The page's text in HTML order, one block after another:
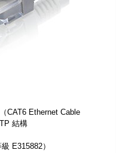
CAT6 Ethernet Cable
結構
E315882）